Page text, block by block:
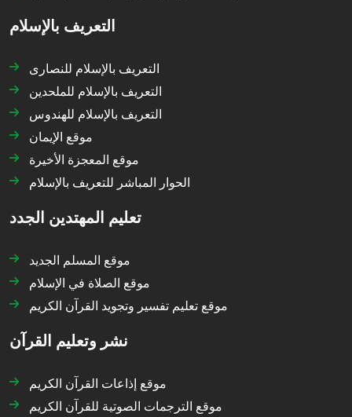
التعريف بالإسلام
التعريف بالإسلام للنصارى
التعريف بالإسلام للملحدين
التعريف بالإسلام للهندوس
موقع الإيمان
موقع المعجزة الأخيرة
الحوار المباشر للتعريف بالإسلام
تعليم المهتدين الجدد
موقع المسلم الجديد
موقع الصلاة في الإسلام
موقع تعليم تفسير وتجويد القرآن الكريم
نشر وتعليم القرآن
موقع إذاعات القرآن الكريم
موقع الترجمات الصوتية للقرآن الكريم